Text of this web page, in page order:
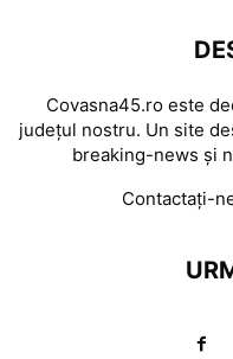
Covasna45.ro este
județul nostru. Un site
breaking-news și
Contactați-